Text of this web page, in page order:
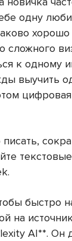
одну
сложного
к одному
выучить
быстро
на
AI**. Он